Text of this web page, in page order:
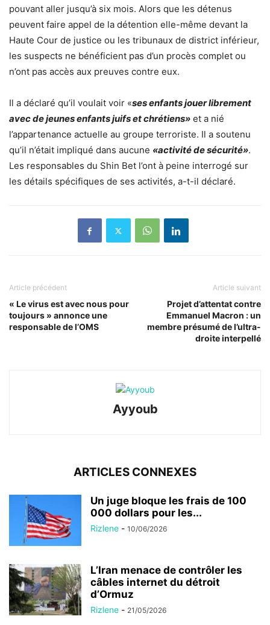
pouvant aller jusqu’à six mois. Alors que les détenus
peuvent faire appel de la détention elle-même devant la
Haute Cour de justice ou les tribunaux de district inférieur,
les suspects ne bénéficient pas d’un procès complet ou
n’ont pas accès aux preuves contre eux.
Il a déclaré qu’il voulait voir «ses enfants jouer librement
avec de jeunes enfants juifs et chrétiens» et a nié
l’appartenance actuelle au groupe terroriste. Il a soutenu
qu’il n’était impliqué dans aucune «activité de sécurité».
Les responsables du Shin Bet l’ont à peine interrogé sur
les détails spécifiques de ses activités, a-t-il déclaré.
Article précédent
« Le virus est avec nous pour
toujours » annonce une
responsable de l’OMS
Article suivant
Projet d’attentat contre
Emmanuel Macron : un
membre présumé de l’ultra-
droite interpellé
Ayyoub
ARTICLES CONNEXES
Un juge bloque les frais de 100
000 dollars pour les...
Rizlene - 10/06/2026
L’Iran menace de contrôler les
câbles internet du détroit
d’Ormuz
Rizlene - 21/05/2026